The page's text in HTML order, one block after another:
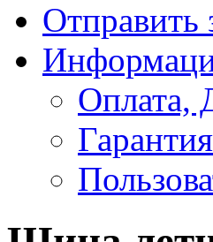
Отправить
Оплата,